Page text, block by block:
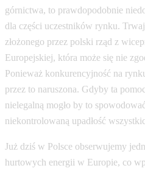
górnictwa, to prawdopodobnie
dla części uczestników rynku.
złożonego przez polski rząd z
Europejskiej, która może się nie
Ponieważ konkurencyjność na
przez to naruszona. Gdyby ta
nielegalną mogło by to
niekontrolowaną upadłość
Już dziś w Polsce obserwujemy
hurtowych energii w Europie, co